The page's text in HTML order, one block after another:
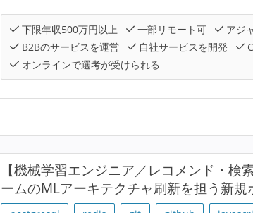
下限年収500万円以上 一部リモート可 アジ
B2Bのサービスを運営
自社サービスを開発
オンラインで選考が受けられる
【機械学習エンジニア／レコメンド・検
ームのMLアーキテクチャ刷新を担う新規